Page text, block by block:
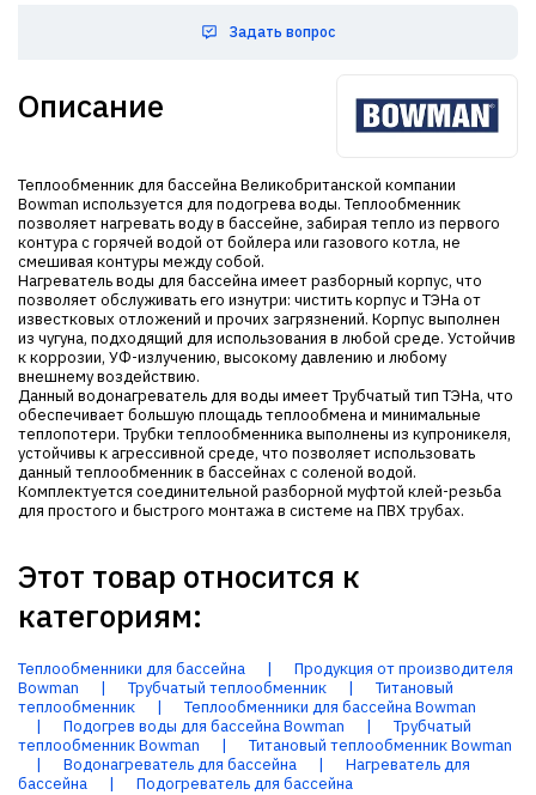
Задать вопрос
Описание
Теплообменник для бассейна Великобританской компании
Bowman используется для подогрева воды. Теплообменник
позволяет нагревать воду в бассейне, забирая тепло из первого
контура с горячей водой от бойлера или газового котла, не
смешивая контуры между собой.
Нагреватель воды для бассейна имеет разборный корпус, что
позволяет обслуживать его изнутри: чистить корпус и ТЭНа от
известковых отложений и прочих загрязнений. Корпус выполнен
из чугуна, подходящий для использования в любой среде. Устойчив
к коррозии, УФ-излучению, высокому давлению и любому
внешнему воздействию.
Данный водонагреватель для воды имеет Трубчатый тип ТЭНа, что
обеспечивает большую площадь теплообмена и минимальные
теплопотери. Трубки теплообменника выполнены из купроникеля,
устойчивы к агрессивной среде, что позволяет использовать
данный теплообменник в бассейнах с соленой водой.
Комплектуется соединительной разборной муфтой клей-резьба
для простого и быстрого монтажа в системе на ПВХ трубах.
Этот товар относится к
категориям:
Теплообменники для бассейна |
Продукция от производителя
Bowman
| Трубчатый теплообменник |
Титановый
теплообменник
|
Теплообменники для бассейна Bowman
|
Подогрев воды для бассейна Bowman |
Трубчатый
теплообменник Bowman
|
Титановый теплообменник Bowman
|
Водонагреватель для бассейна |
Нагреватель для
бассейна
| Подогреватель для бассейна